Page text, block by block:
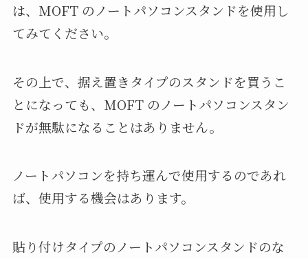
は、MOFT のノートパソコンスタンドを使用し
てみてください。
その上で、据え置きタイプのスタンドを買うこ
とになっても、MOFT のノートパソコンスタン
ドが無駄になることはありません。
ノートパソコンを持ち運んで使用するのであれ
ば、使用する機会はあります。
貼り付けタイプのノートパソコンスタンドのな